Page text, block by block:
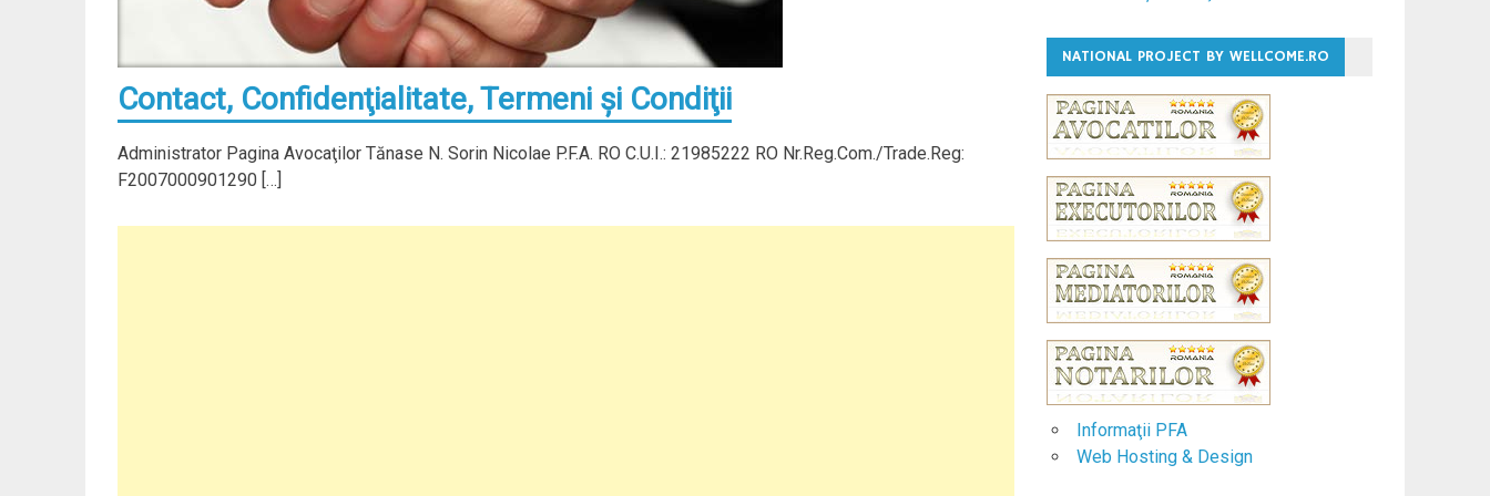
Contact, Confidenţialitate, Termeni şi Condiţii
Administrator Pagina Avocaţilor Tănase N. Sorin Nicolae P.F.A. RO C.U.I.: 21985222 RO Nr.Reg.Com./Trade.Reg:
F2007000901290 […]
NATIONAL PROJECT BY WELLCOME.RO
Informaţii PFA
Web Hosting & Design